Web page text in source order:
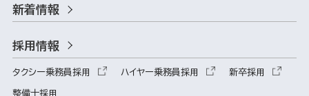
新着情報
採用情報
タクシー乗務員採用 ハイヤー乗務員採用 新卒採用
整備士採用